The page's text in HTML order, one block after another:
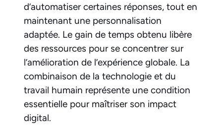
d’automatiser certaines réponses, tout en
maintenant une personnalisation
adaptée. Le gain de temps obtenu libère
des ressources pour se concentrer sur
l’amélioration de l’expérience globale. La
combinaison de la technologie et du
travail humain représente une condition
essentielle pour maîtriser son impact
digital.